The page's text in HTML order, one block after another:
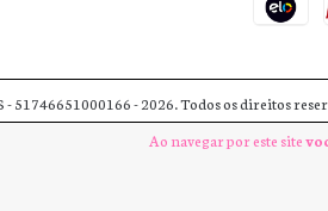
Ao navegar por este site
51746651000166 - 2026. Todos os direitos